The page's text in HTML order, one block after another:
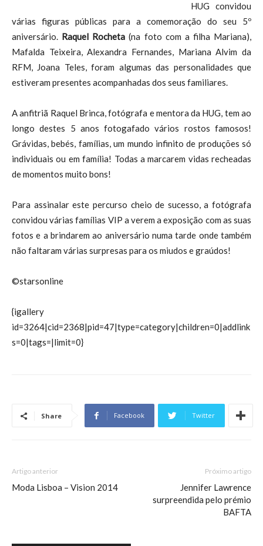
HUG convidou
várias figuras públicas para a comemoração do seu 5º
aniversário. Raquel Rocheta (na foto com a filha Mariana),
Mafalda Teixeira, Alexandra Fernandes, Mariana Alvim da
RFM, Joana Teles, foram algumas das personalidades que
estiveram presentes acompanhadas dos seus familiares.
A anfitriã Raquel Brinca, fotógrafa e mentora da HUG, tem ao
longo destes 5 anos fotogafado vários rostos famosos!
Grávidas, bebés, famílias, um mundo infinito de produções só
individuais ou em família! Todas a marcarem vidas recheadas
de momentos muito bons!
Para assinalar este percurso cheio de sucesso, a fotógrafa
convidou várias famílias VIP a verem a exposição com as suas
fotos e a brindarem ao aniversário numa tarde onde também
não faltaram várias surpresas para os miudos e graúdos!
©starsonline
{igallery
id=3264|cid=2368|pid=47|type=category|children=0|addlink
s=0|tags=|limit=0}
Share Facebook Twitter
Artigo anterior
Moda Lisboa – Vision 2014
Próximo artigo
Jennifer Lawrence
surpreendida pelo prémio
BAFTA